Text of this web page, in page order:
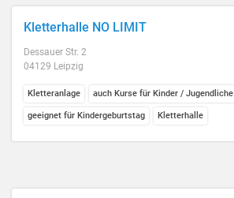
Kletterhalle NO LIMIT
Dessauer Str. 2
04129 Leipzig
Kletteranlage auch Kurse für Kinder / Jugendliche
geeignet für Kindergeburtstag Kletterhalle